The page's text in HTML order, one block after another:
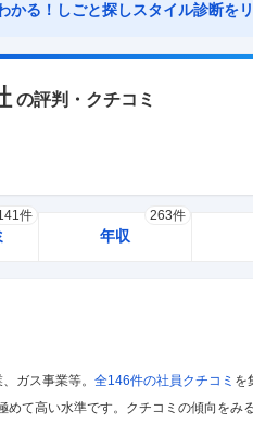
かる！しごと探しスタイル診断を
の評判・クチコミ
件
年収
263件
ガス事業等。 全146件の社員クチコミ を
て高い水準です。 クチコミの傾向をみ